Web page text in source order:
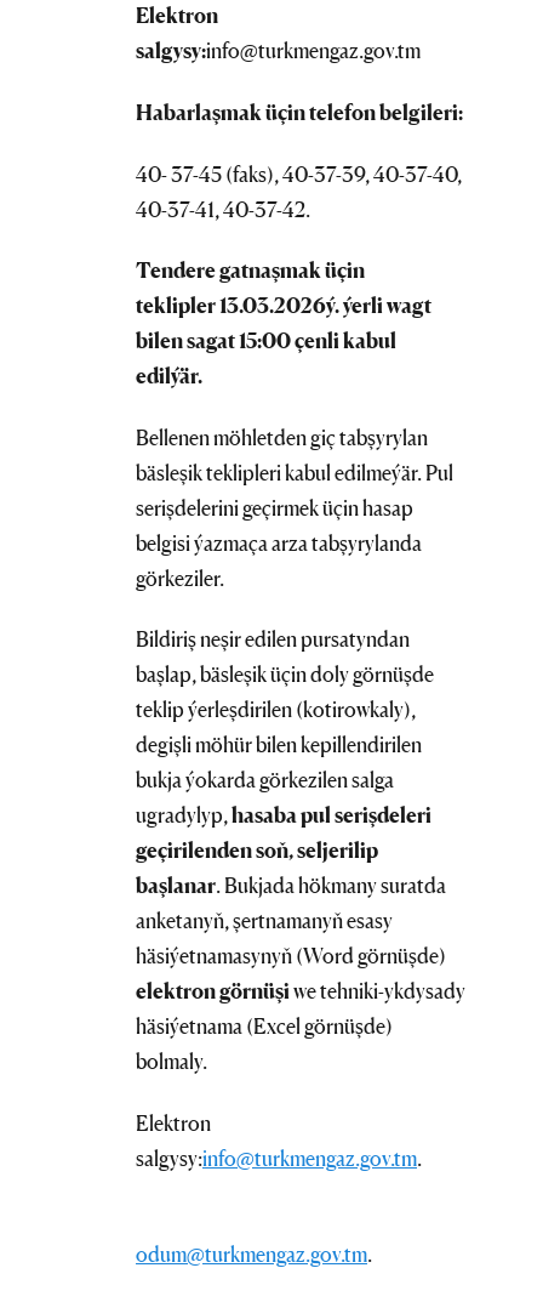
Elektron
salgysy:info@turkmengaz.gov.tm
Habarlaşmak üçin telefon belgileri:
40- 37-45 (faks), 40-37-39, 40-37-40,
40-37-41, 40-37-42.
Tendere gatnaşmak üçin
teklipler13.03.2026ý. ýerli wagt
bilen sagat 15:00 çenli kabul
edilýär.
Bellenen möhletden giç tabşyrylan
bäsleşik teklipleri kabul edilmeýär. Pul
serişdelerini geçirmek üçin hasap
belgisi ýazmaça arza tabşyrylanda
görkeziler.
Bildiriş neşir edilen pursatyndan
başlap, bäsleşik üçin doly görnüşde
teklip ýerleşdirilen (kotirowkaly),
degişli möhür bilen kepillendirilen
bukja ýokarda görkezilen salga
ugradylyp,hasaba pul serişdeleri
geçirilenden soň, seljerilip
başlanar. Bukjada hökmany suratda
anketanyň, şertnamanyň esasy
häsiýetnamasynyň (Word görnüşde)
elektron görnüşiwe tehniki-ykdysady
häsiýetnama (Excel görnüşde)
bolmaly.
Elektron
salgysy:info@turkmengaz.gov.tm.
odum@turkmengaz.gov.tm.